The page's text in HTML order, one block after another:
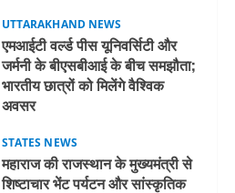
UTTARAKHAND NEWS
एमआईटी वर्ल्ड पीस यूनिवर्सिटी और
जर्मनी के बीएसबीआई के बीच समझौता;
भारतीय छात्रों को मिलेंगे वैश्विक
अवसर
STATES NEWS
महाराज की राजस्थान के मुख्यमंत्री से
शिष्टाचार भेंट पर्यटन और सांस्कृतिक